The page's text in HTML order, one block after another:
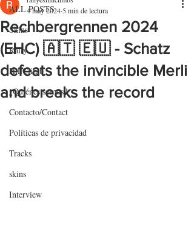
ALL POSTS
Skins
Rally
HillClimb
¿Quiénes somos?
Contacto/Contact
Políticas de privacidad
Tracks
skins
Interview
Rechbergrennen 2024
(EHC) 🇦🇹 🇪🇺 - Schatz
defeats the invincible Merli
and breaks the record
4 may 2024 5 min de lectura